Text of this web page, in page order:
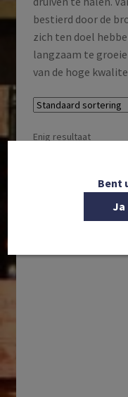
bestierd door de
zich ten doel
langzaam te
van de hoge
Enig resultaat
Bent
Ja